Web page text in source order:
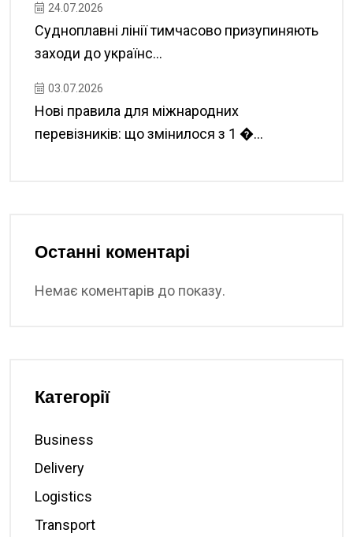
24.07.2026
Судноплавні лінії тимчасово призупиняють
заходи до українс...
03.07.2026
Нові правила для міжнародних
перевізників: що змінилося з 1 �...
Останні коментарі
Немає коментарів до показу.
Категорії
Business
Delivery
Logistics
Transport